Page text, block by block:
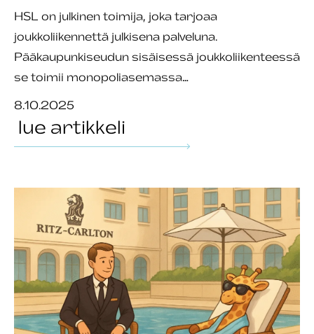
HSL on julkinen toimija, joka tarjoaa
joukkoliikennettä julkisena palveluna.
Pääkaupunkiseudun sisäisessä joukkoliikenteessä
se toimii monopoliasemassa…
8.10.2025
lue artikkeli